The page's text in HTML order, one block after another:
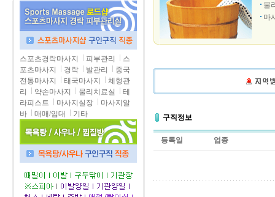
스포츠경락마사지 피부관리
스
포츠마사지
경락 발관리
중국
전통마사지
태국마사지
체형관
리
약손마사지 물리치료실
테
라피스트
마사지실장
마사지알
바
매매/임대 기타
물
마
구직정보
등록일 업종